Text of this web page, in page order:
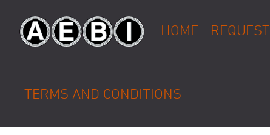
HOME REQUEST
TERMS AND CONDITIONS